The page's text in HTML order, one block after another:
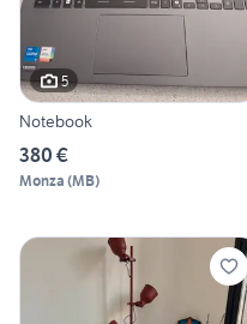
5
Notebook
380 €
Monza (MB)